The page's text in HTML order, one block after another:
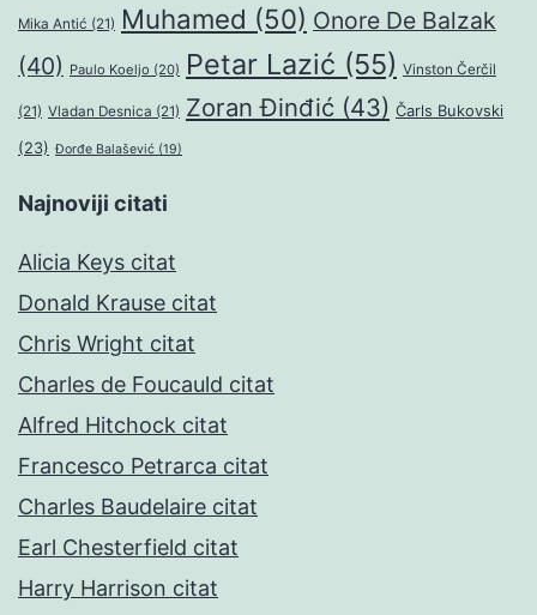
Mika Antić (21) Muhamed (50) Onore De Balzak
(40) Paulo Koeljo (20) Petar Lazić (55) Vinston Čerčil
(21) Vladan Desnica (21) Zoran Đinđić (43) Čarls Bukovski
(23) Đorđe Balašević (19)
Najnoviji citati
Alicia Keys citat
Donald Krause citat
Chris Wright citat
Charles de Foucauld citat
Alfred Hitchock citat
Francesco Petrarca citat
Charles Baudelaire citat
Earl Chesterfield citat
Harry Harrison citat